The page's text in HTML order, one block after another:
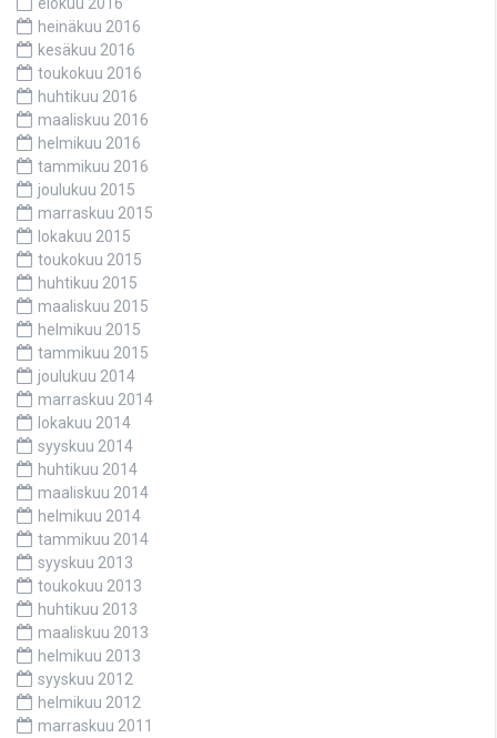
heinäkuu 2016
kesäkuu 2016
toukokuu 2016
huhtikuu 2016
maaliskuu 2016
helmikuu 2016
tammikuu 2016
joulukuu 2015
marraskuu 2015
lokakuu 2015
toukokuu 2015
huhtikuu 2015
maaliskuu 2015
helmikuu 2015
tammikuu 2015
joulukuu 2014
marraskuu 2014
lokakuu 2014
syyskuu 2014
huhtikuu 2014
maaliskuu 2014
helmikuu 2014
tammikuu 2014
syyskuu 2013
toukokuu 2013
huhtikuu 2013
maaliskuu 2013
helmikuu 2013
syyskuu 2012
helmikuu 2012
marraskuu 2011